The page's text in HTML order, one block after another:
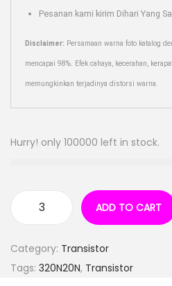
Pesanan kami kirim Dihari Yang
Disclaimer: Persamaan warna foto katalog
mencapai 98%. Efek cahaya, kecerahan,
memungkinkan terjadinya distorsi warna.
Hurry! only 100000 left in stock.
ADD TO CART
Category: Transistor
Tags: 320N20N, Transistor